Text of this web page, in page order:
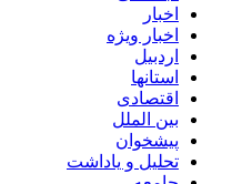
اخبار
اخبار ویژه
اردبیل
استانها
اقتصادی
بین الملل
پیشخوان
تحلیل و یاداشت